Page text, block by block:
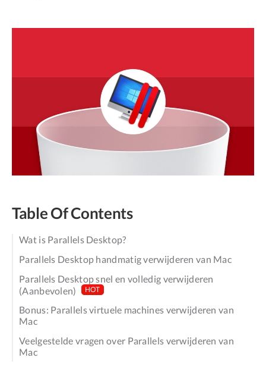
Table Of Contents
Wat is Parallels Desktop?
Parallels Desktop handmatig verwijderen van Mac
Parallels Desktop snel en volledig verwijderen
(Aanbevolen)
HOT
Bonus: Parallels virtuele machines verwijderen van
Mac
Veelgestelde vragen over Parallels verwijderen van
Mac